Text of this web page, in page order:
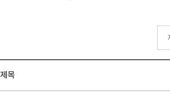
제목